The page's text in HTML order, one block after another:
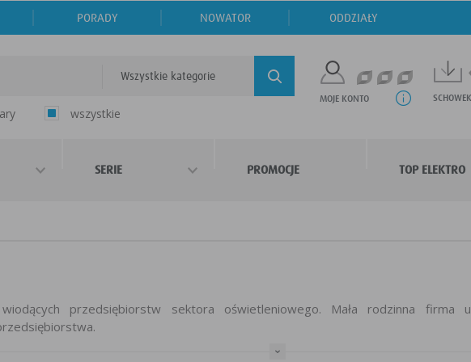
PORADY NOWATOR ODDZIAŁY
Wszystkie kategorie
wszystkie
MOJE KONTO SCHOWEK
SERIE PROMOCJE TOP ELEKTRO
przedsiębiorstw sektora oświetleniowego. Mała rodzinna